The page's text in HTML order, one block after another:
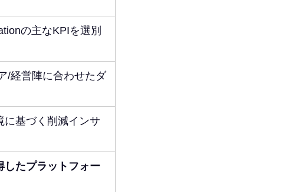
の主なKPIを選別
/経営陣に合わせたダ
に基づく削減インサ
したプラットフォー